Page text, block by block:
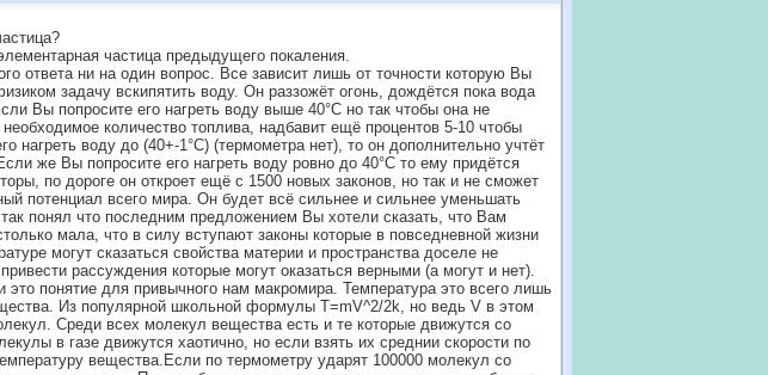
частица предыдущего покаления.
ответа ни на один вопрос. Все зависит лишь от точности которую Вы
задачу вскипятить воду. Он раззожёт огонь, дождётся пока вода
Вы попросите его нагреть воду выше 40°С но так чтобы она не
количество топлива, надбавит ещё процентов 5-10 чтобы
нагреть воду до (40+-1°С) (термометра нет), то он дополнительно учтёт
же Вы попросите его нагреть воду ровно до 40°С то ему придётся
по дороге он откроет ещё с 1500 новых законов, но так и не сможет
потенциал всего мира. Он будет всё сильнее и сильнее уменьшать
понял что последним предложением Вы хотели сказать, что Вам
мала, что в силу вступают законы которые в повседневной жизни
могут сказаться свойства материи и пространства доселе не
рассуждения которые могут оказаться верными (а могут и нет).
понятие для привычного нам макромира. Температура это всего лишь
Из популярной школьной формулы T=mV^2/2k, но ведь V в этом
Среди всех молекул вещества есть и те которые движутся со
в газе движутся хаотично, но если взять их среднии скорости по
вещества.Если по термометру ударят 100000 молекул со